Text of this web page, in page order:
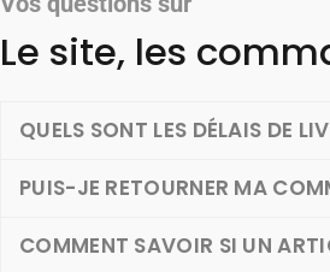
Le site, les
QUELS SONT LES DÉLAIS DE
PUIS-JE RETOURNER MA
COMMENT SAVOIR SI UN